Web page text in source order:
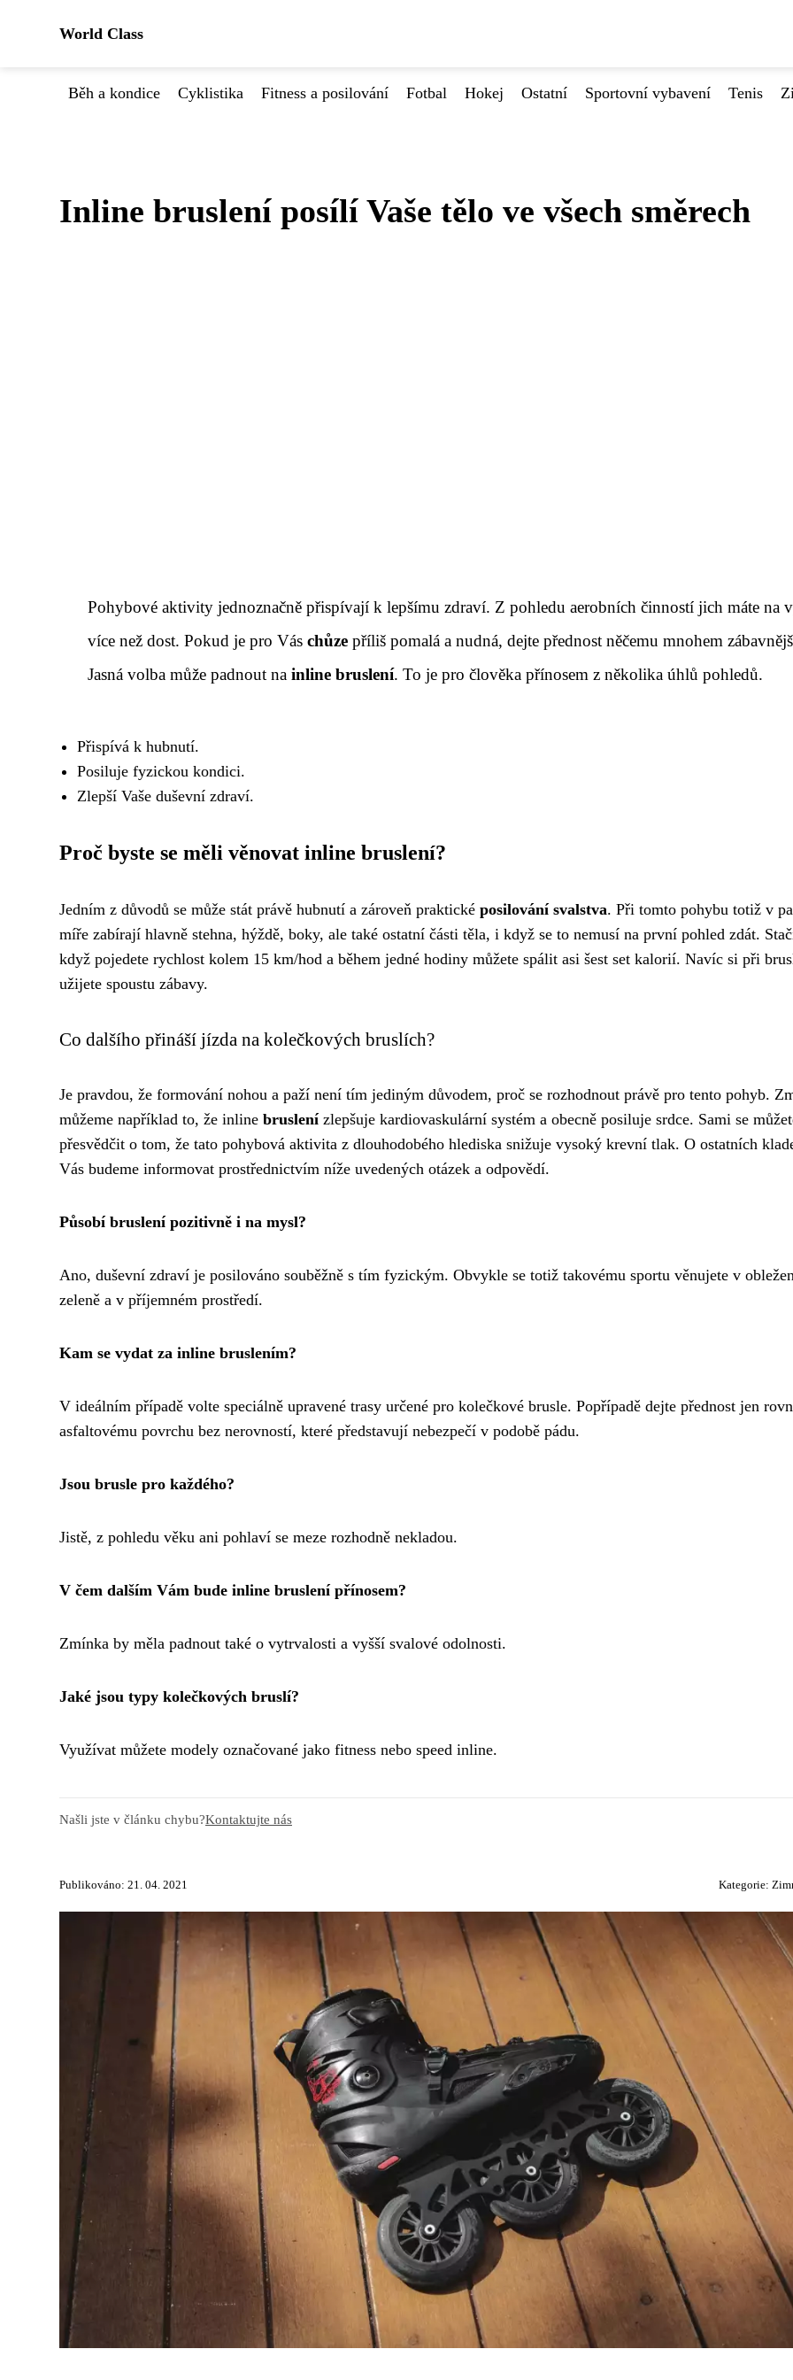
World Class
Běh a kondice Cyklistika Fitness a posilování Fotbal Hokej Ostatní Sportovní vybavení Tenis
Inline bruslení posílí Vaše tělo ve všech směrech
Pohybové aktivity jednoznačně přispívají k lepšímu zdraví. Z pohledu aerobních činností jich máte na
více než dost. Pokud je pro Vás chůze příliš pomalá a nudná, dejte přednost něčemu mnohem
Jasná volba může padnout na inline bruslení. To je pro člověka přínosem z několika úhlů pohledů.
Přispívá k hubnutí.
Posiluje fyzickou kondici.
Zlepší Vaše duševní zdraví.
Proč byste se měli věnovat inline bruslení?
Jedním z důvodů se může stát právě hubnutí a zároveň praktické posilování svalstva. Při tomto pohybu totiž v
míře zabírají hlavně stehna, hýždě, boky, ale také ostatní části těla, i když se to nemusí na první pohled zdát.
když pojedete rychlost kolem 15 km/hod a během jedné hodiny můžete spálit asi šest set kalorií. Navíc si při
užijete spoustu zábavy.
Co dalšího přináší jízda na kolečkových bruslích?
Je pravdou, že formování nohou a paží není tím jediným důvodem, proč se rozhodnout právě pro tento pohyb.
můžeme například to, že inline bruslenízlepšuje kardiovaskulární systém a obecně posiluje srdce. Sami se
přesvědčit o tom, že tato pohybová aktivita z dlouhodobého hlediska snižuje vysoký krevní tlak. O ostatních
Vás budeme informovat prostřednictvím níže uvedených otázek a odpovědí.
Působí bruslení pozitivně i na mysl?
Ano, duševní zdraví je posilováno souběžně s tím fyzickým. Obvykle se totiž takovému sportu věnujete v
zeleně a v příjemném prostředí.
Kam se vydat za inline bruslením?
V ideálním případě volte speciálně upravené trasy určené pro kolečkové brusle. Popřípadě dejte přednost jen
asfaltovému povrchu bez nerovností, které představují nebezpečí v podobě pádu.
Jsou brusle pro každého?
Jistě, z pohledu věku ani pohlaví se meze rozhodně nekladou.
V čem dalším Vám bude inline bruslení přínosem?
Zmínka by měla padnout také o vytrvalosti a vyšší svalové odolnosti.
Jaké jsou typy kolečkových bruslí?
Využívat můžete modely označované jako fitness nebo speed inline.
Našli jste v článku chybu?Kontaktujte nás
Publikováno: 21. 04. 2021 Kategorie: